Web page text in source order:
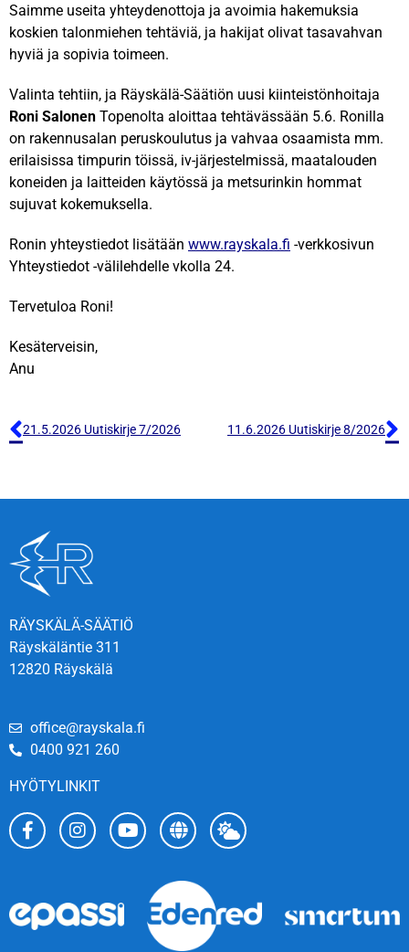
Saimme useita yhteydenottoja ja avoimia hakemuksia
koskien talonmiehen tehtäviä, ja hakijat olivat tasavahvan
hyviä ja sopivia toimeen.
Valinta tehtiin, ja Räyskälä-Säätiön uusi kiinteistönhoitaja
Roni Salonen Topenolta aloittaa tehtävässään 5.6. Ronilla
on rakennusalan peruskoulutus ja vahvaa osaamista mm.
erilaisissa timpurin töissä, iv-järjestelmissä, maatalouden
koneiden ja laitteiden käytössä ja metsurinkin hommat
sujuvat kokemuksella.
Ronin yhteystiedot lisätään www.rayskala.fi -verkkosivun
Yhteystiedot -välilehdelle vkolla 24.
Tervetuloa Roni!
Kesäterveisin,
Anu
21.5.2026 Uutiskirje 7/2026 11.6.2026 Uutiskirje 8/2026
RÄYSKÄLÄ-SÄÄTIÖ
Räyskäläntie 311
12820 Räyskälä
office@rayskala.fi
0400 921 260
HYÖTYLINKIT